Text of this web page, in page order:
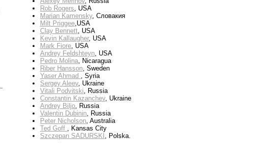
Rob Rogers, USA
Marian Kamensky, Словакия
Milt Priggee,USA
Clay Bennett, USA
Kevin Kallaugher, USA
Mark Fiore, USA
Andrey Feldshteyn, USA
Pedro Molina, Nicaragua
Riber Hansson, Sweden
Yaser Ahmad , Syria
Sergey Aleev, Ukraine
Vitali Podvitski, Russia
Constantin Kazanchev, Ukraine
Andrey Biljo, Russia
Valentin Dubinin, Russia
Peter Nicholson, Australia
Ted Goff , Kansas City
Szczepan SADURSKI , Polska.